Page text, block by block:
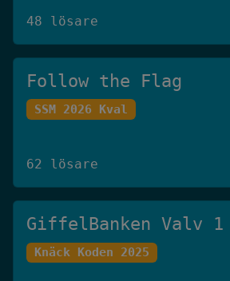
48 lösare
Follow the Flag
SSM 2026 Kval
62 lösare
GiffelBanken Valv 1
Knäck Koden 2025